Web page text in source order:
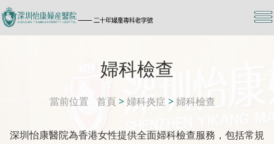
婦科檢查
當前位置 首頁 >婦科炎症 >婦科檢查
深圳怡康醫院為香港女性提供全面婦科檢查服務，包括常規